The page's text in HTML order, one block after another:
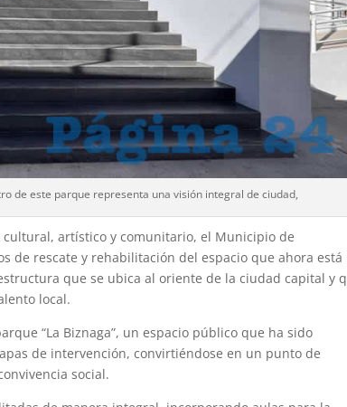
de este parque representa una visión integral de ciudad,
artístico y comunitario, el Municipio de
de rescate y rehabilitación del espacio que ahora está
que se ubica al oriente de la ciudad capital y
local.
“La Biznaga”, un espacio público que ha sido
de intervención, convirtiéndose en un punto de
social.